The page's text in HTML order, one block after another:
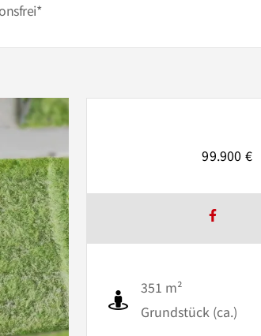
99.900 €
351 m²
Grundstück (ca.)